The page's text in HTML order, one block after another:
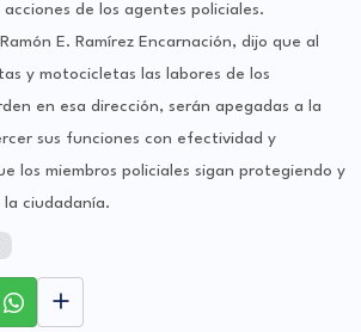
de los agentes policiales.
E. Ramírez Encarnación, dijo que al
y motocicletas las labores de los
en esa dirección, serán apegadas a la
sus funciones con efectividad y
los miembros policiales sigan protegiendo y
ciudadanía.